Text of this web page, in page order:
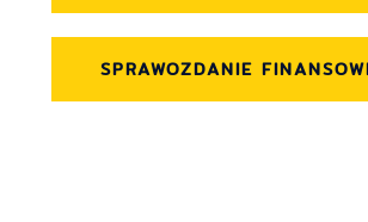
SPRAWOZDANIE